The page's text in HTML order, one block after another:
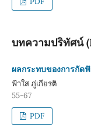
บทความปริทัศน์
ผลกระทบของการกัด
ฟ้าใส ภู่เกียรติ
55-67
PDF